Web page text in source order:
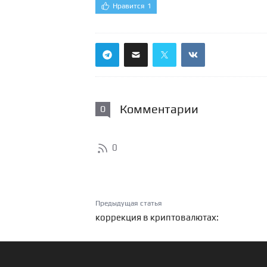
Нравится 1
0 Комментарии
0
Предыдущая статья
коррекция в криптовалютах: